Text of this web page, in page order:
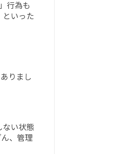
行為も
といった
りまし
ない状態
、管理